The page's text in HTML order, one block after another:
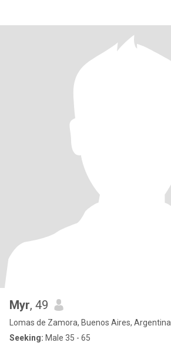
Myr, 49
Lomas de Zamora, Buenos Aires, Argentina
Seeking: Male 35 - 65